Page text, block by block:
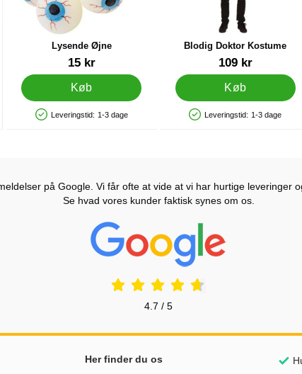
Lysende Øjne
15 kr
Køb
Produkttilgængelighed: På lager
Leveringstid: 1-3 dage
Blodig Doktor Kostume
Varenr 38695109 kr
Køb
Produkttilgængelighed: På lager
Leveringstid: 1-3 dage
på Google. Vi får ofte at vide at vi har hurtige leveringer
Se hvad vores kunder faktisk synes om os.
Prisjakt Anmeldelser: 4.7 Stjerne
4.7 / 5
Her finder du os